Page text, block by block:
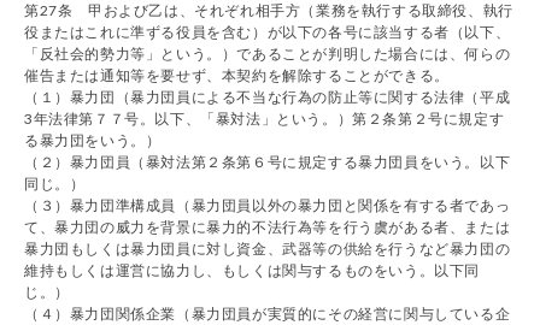
第27条 甲および乙は、それぞれ相手方（業務を執行する取締役、執行
役またはこれに準ずる役員を含む）が以下の各号に該当する者（以下、
「反社会的勢力等」という。）であることが判明した場合には、何らの
催告または通知等を要せず、本契約を解除することができる。
（１）暴力団（暴力団員による不当な行為の防止等に関する法律（平成
3年法律第７７号。以下、「暴対法」という。）第２条第２号に規定す
る暴力団をいう。）
（２）暴力団員（暴対法第２条第６号に規定する暴力団員をいう。以下
同じ。）
（３）暴力団準構成員（暴力団員以外の暴力団と関係を有する者であっ
て、暴力団の威力を背景に暴力的不法行為等を行う虞がある者、または
暴力団もしくは暴力団員に対し資金、武器等の供給を行うなど暴力団の
維持もしくは運営に協力し、もしくは関与するものをいう。以下同
じ。）
（４）暴力団関係企業（暴力団員が実質的にその経営に関与している企